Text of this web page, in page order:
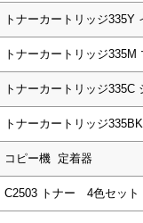
トナーカートリッジ335Y
トナーカートリッジ335M
トナーカートリッジ335C
トナーカートリッジ
コピー機 定着器
C2503 トナー 4色セット